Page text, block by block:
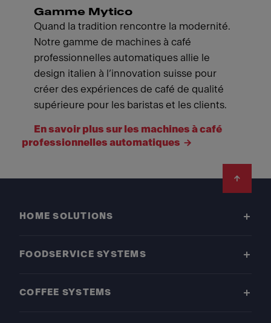
Gamme Mytico
Quand la tradition rencontre la modernité.
Notre gamme de machines à café
professionnelles automatiques allie le
design italien à l’innovation suisse pour
créer des expériences de café de qualité
supérieure pour les baristas et les clients.
En savoir plus sur les machines à café
professionnelles automatiques
HOME SOLUTIONS
FOODSERVICE SYSTEMS
COFFEE SYSTEMS